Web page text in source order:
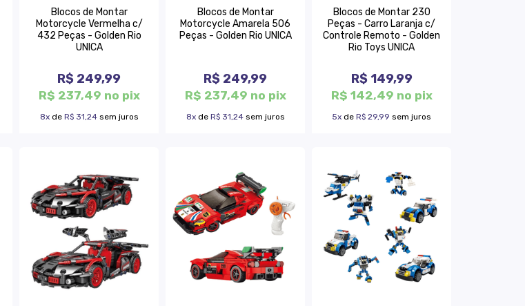
Blocos de Montar
Motorcycle Vermelha c/
432 Peças - Golden Rio
UNICA
R$ 249,99
R$ 237,49 no pix
8xde R$ 31,24 sem juros
Blocos de Montar
Motorcycle Amarela 506
Peças - Golden Rio UNICA
R$ 249,99
R$ 237,49 no pix
8xde R$ 31,24 sem juros
Blocos de Montar 230
Peças - Carro Laranja c/
Controle Remoto - Golden
Rio Toys UNICA
R$ 149,99
R$ 142,49 no pix
5x deR$ 29,99 sem juros